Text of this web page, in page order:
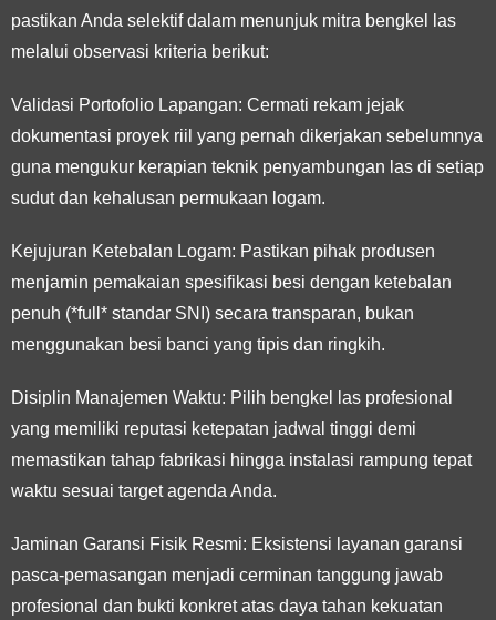
pastikan Anda selektif dalam menunjuk mitra bengkel las
melalui observasi kriteria berikut:
Validasi Portofolio Lapangan: Cermati rekam jejak
dokumentasi proyek riil yang pernah dikerjakan sebelumnya
guna mengukur kerapian teknik penyambungan las di setiap
sudut dan kehalusan permukaan logam.
Kejujuran Ketebalan Logam: Pastikan pihak produsen
menjamin pemakaian spesifikasi besi dengan ketebalan
penuh (*full* standar SNI) secara transparan, bukan
menggunakan besi banci yang tipis dan ringkih.
Disiplin Manajemen Waktu: Pilih bengkel las profesional
yang memiliki reputasi ketepatan jadwal tinggi demi
memastikan tahap fabrikasi hingga instalasi rampung tepat
waktu sesuai target agenda Anda.
Jaminan Garansi Fisik Resmi: Eksistensi layanan garansi
pasca-pemasangan menjadi cerminan tanggung jawab
profesional dan bukti konkret atas daya tahan kekuatan